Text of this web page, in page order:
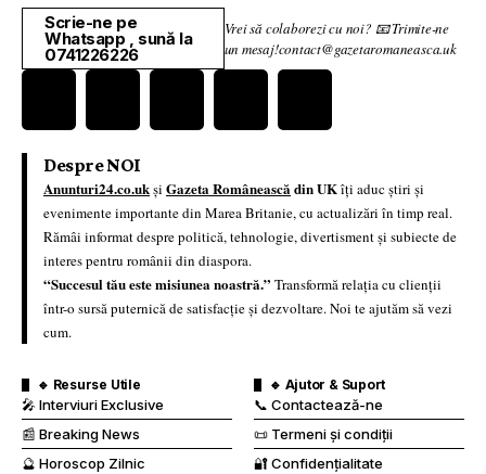
Scrie-ne pe
Whatsapp , sună la
0741226226
Vrei să colaborezi cu noi? 📧 Trimite-ne
un mesaj!contact@gazetaromaneasca.uk
Despre NOI
Anunturi24.co.ukși Gazeta Româneascădin UKîți aduc știri și
evenimente importante din Marea Britanie, cu actualizări în timp real.
Rămâi informat despre politică, tehnologie, divertisment și subiecte de
interes pentru românii din diaspora.
“Succesul tău este misiunea noastră.” Transformă relația cu clienții
într-o sursă puternică de satisfacție și dezvoltare. Noi te ajutăm să vezi
cum.
🔹 Resurse Utile
🎤 Interviuri Exclusive
📰 Breaking News
🔮 Horoscop Zilnic
🔹 Ajutor & Suport
📞 Contactează-ne
📜 Termeni și condiții
🔐 Confidențialitate